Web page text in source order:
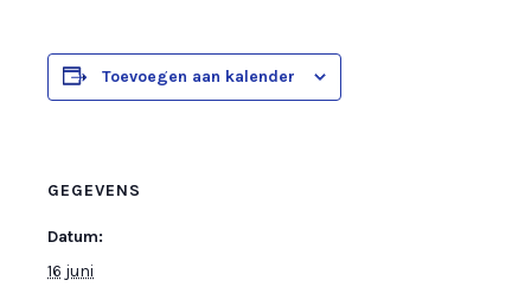
Toevoegen aan kalender
GEGEVENS
Datum:
16 juni